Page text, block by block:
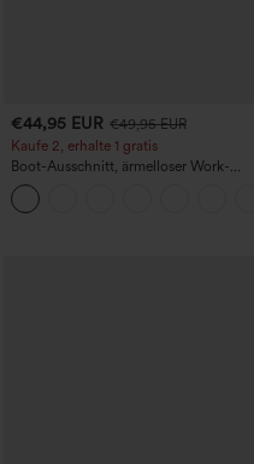
€44,95 EUR €49,95 EUR
Kaufe 2, erhalte 1 gratis
Boot-Ausschnitt, ärmelloser Work-
Jumpsuit mit seitlicher Bindung,
kühlender Cool-Touch-Effekt, gestreift
und mit Taschen – Easy Peezy Edition